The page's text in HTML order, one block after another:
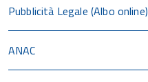
Pubblicità Legale (Albo online)
ANAC